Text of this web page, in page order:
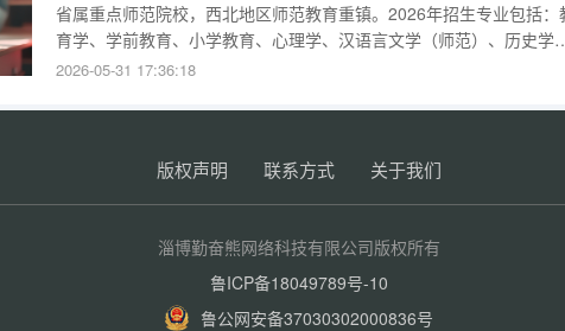
省属重点师范院校，西北地区师范教育重镇。2026年招生专业包括：
育学、学前教育、小学教育、心理学、汉语言文学（师范）、历史学
（师范）、思想政治教育（师范）、英语（师范）、数学与应用数学
科学（师范）、计算机科学与技术（师范）、教育技术学、新闻学、
2026-05-31 17:36:18
版权声明 联系方式 关于我们
淄博勤奋熊网络科技有限公司版权所有
鲁ICP备18049789号-10
鲁公网安备37030302000836号